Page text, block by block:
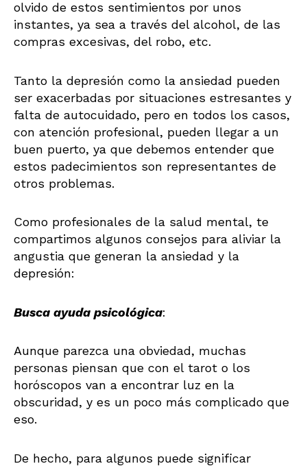
olvido de estos sentimientos por unos
instantes, ya sea a través del alcohol, de las
compras excesivas, del robo, etc.
Tanto la depresión como la ansiedad pueden
ser exacerbadas por situaciones estresantes y
falta de autocuidado, pero en todos los casos,
con atención profesional, pueden llegar a un
buen puerto, ya que debemos entender que
estos padecimientos son representantes de
otros problemas.
Como profesionales de la salud mental, te
compartimos algunos consejos para aliviar la
angustia que generan la ansiedad y la
depresión:
Busca ayuda psicológica:
Aunque parezca una obviedad, muchas
personas piensan que con el tarot o los
horóscopos van a encontrar luz en la
obscuridad, y es un poco más complicado que
eso.
De hecho, para algunos puede significar